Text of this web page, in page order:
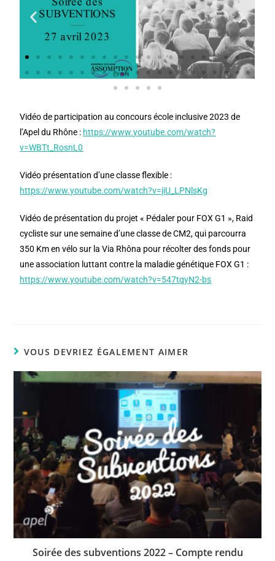
Vidéo de participation au concours école inclusive 2023 de
l’Apel du Rhône : https://www.youtube.com/watch?
v=WBTt_RosnL0
Vidéo présentation d’une classe flexible :
https://www.youtube.com/watch?v=jiU_LPNlsKg
Vidéo de présentation du projet « Pédaler pour FOX G1 », Raid
cycliste sur une semaine d’une classe de CM2, qui parcourra
350 Km en vélo sur la Via Rhôna pour récolter des fonds pour
une association luttant contre la maladie génétique FOX G1 :
https://www.youtube.com/watch?v=547tqyN2-bs
VOUS DEVRIEZ ÉGALEMENT AIMER
Soirée des subventions 2022 – Compte rendu